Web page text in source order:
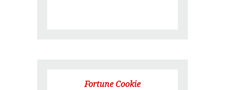
Fortune Cookie